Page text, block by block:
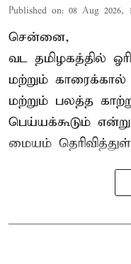
Published on: 08 Aug 2026,
சென்னை,
வட தமிழகத்தில்
மற்றும் காரைக்கால்
மற்றும் பலத்த
பெய்யக்கூடும்
மையம்